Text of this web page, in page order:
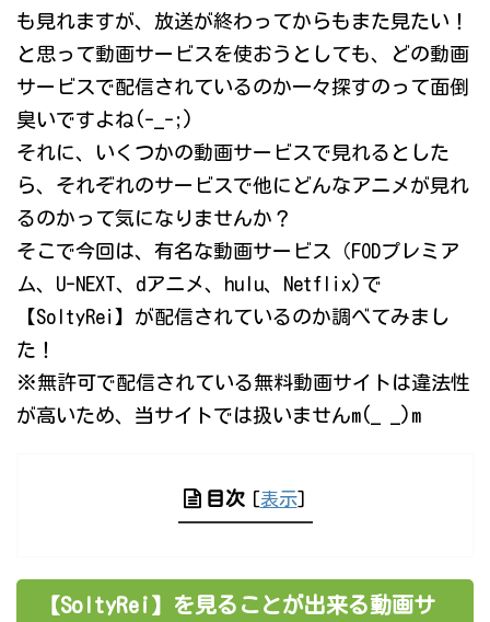
も見れますが、放送が終わってからもまた見たい！
と思って動画サービスを使おうとしても、どの動画
サービスで配信されているのか一々探すのって面倒
臭いですよね(-_-;)
それに、いくつかの動画サービスで見れるとした
ら、それぞれのサービスで他にどんなアニメが見れ
るのかって気になりませんか？
そこで今回は、有名な動画サービス（FODプレミア
ム、U-NEXT、dアニメ、hulu、Netflix)で
【SoltyRei】が配信されているのか調べてみまし
た！
※無許可で配信されている無料動画サイトは違法性
が高いため、当サイトでは扱いませんm(_ _)m
目次 [表示]
【SoltyRei】を見ることが出来る動画サ